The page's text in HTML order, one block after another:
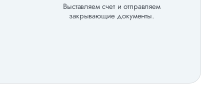
Выставляем счет и отправляем
закрывающие документы.